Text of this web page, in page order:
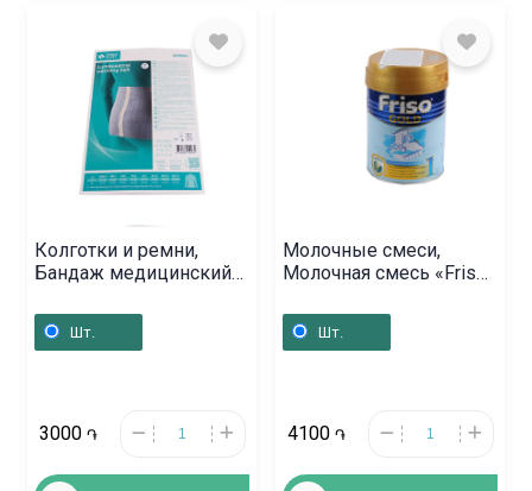
Колготки и ремни,
Бандаж медицинский
Լատվիա
Шт.
3000 ֏
Молочные смеси,
Молочная смесь «Friso»
Հոլանդիա
Шт.
4100 ֏